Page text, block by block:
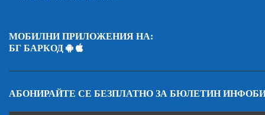
МОБИЛНИ ПРИЛОЖЕНИЯ НА:
БГ БАРКОД
АБОНИРАЙТЕ СЕ БЕЗПЛАТНО ЗА БЮЛЕТИН